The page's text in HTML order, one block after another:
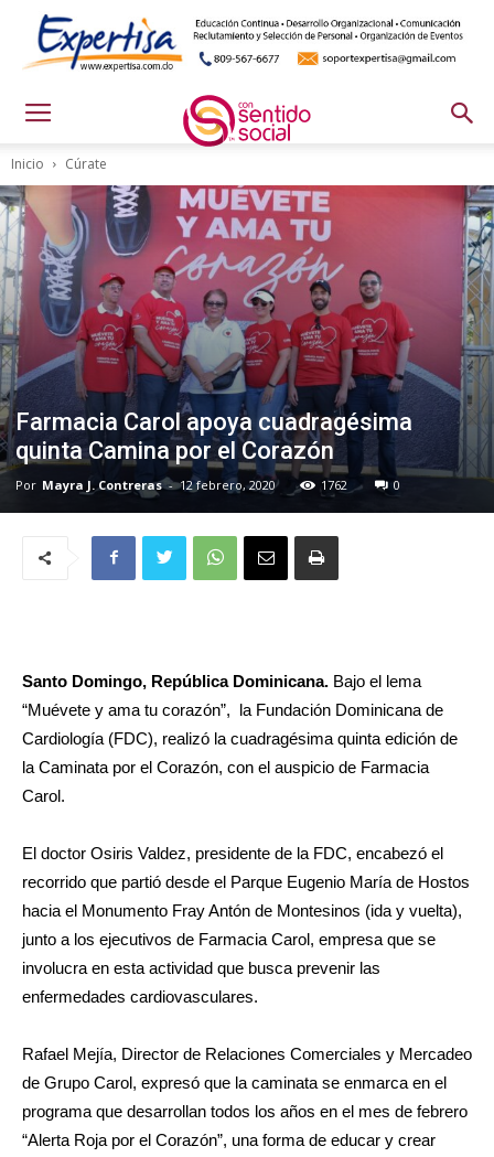
Inicio Cúrate
Farmacia Carol apoya cuadragésima
quinta Camina por el Corazón
Por Mayra J. Contreras - 12 febrero, 2020 1762 0
Santo Domingo, República Dominicana. Bajo el lema
“Muévete y ama tu corazón”, la Fundación Dominicana de
Cardiología (FDC), realizó la cuadragésima quinta edición de
la Caminata por el Corazón, con el auspicio de Farmacia
Carol.
El doctor Osiris Valdez, presidente de la FDC, encabezó el
recorrido que partió desde el Parque Eugenio María de Hostos
hacia el Monumento Fray Antón de Montesinos (ida y vuelta),
junto a los ejecutivos de Farmacia Carol, empresa que se
involucra en esta actividad que busca prevenir las
enfermedades cardiovasculares.
Rafael Mejía, Director de Relaciones Comerciales y Mercadeo
de Grupo Carol, expresó que la caminata se enmarca en el
programa que desarrollan todos los años en el mes de febrero
“Alerta Roja por el Corazón”, una forma de educar y crear